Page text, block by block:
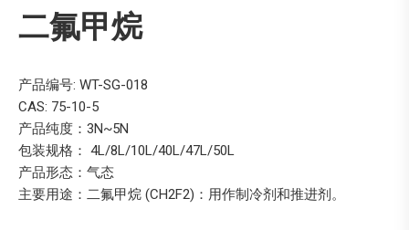
二氟甲烷
产品编号: WT-SG-018
CAS: 75-10-5
产品纯度：3N~5N
包装规格： 4L/8L/10L/40L/47L/50L
产品形态：气态
主要用途：二氟甲烷 (CH2F2)：用作制冷剂和推进剂。